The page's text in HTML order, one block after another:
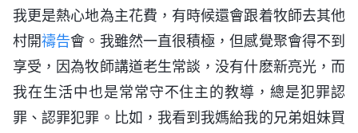
我更是熱心地為主花費，有時候還會跟着牧師去其他
村開禱告會。我雖然一直很積極，但感覺聚會得不到
享受，因為牧師講道老生常談，没有什麽新亮光，而
我在生活中也是常常守不住主的教導，總是犯罪認
罪、認罪犯罪。比如，我看到我媽給我的兄弟姐妹買